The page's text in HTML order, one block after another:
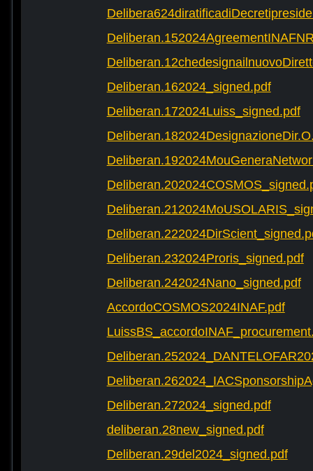
Deliberan.162024_signed.pdf
Deliberan.172024Luiss_signed.pdf
Deliberan.232024Proris_signed.pdf
Deliberan.242024Nano_signed.pdf
AccordoCOSMOS2024INAF.pdf
Deliberan.272024_signed.pdf
deliberan.28new_signed.pdf
Deliberan.29del2024_signed.pdf